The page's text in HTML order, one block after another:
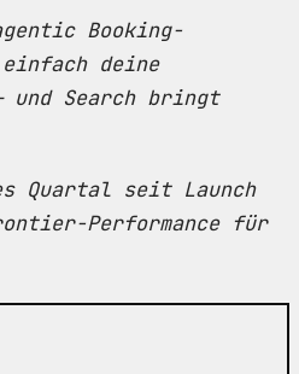
Booking-
deine
und Search bringt
Quartal seit Launch
Performance für